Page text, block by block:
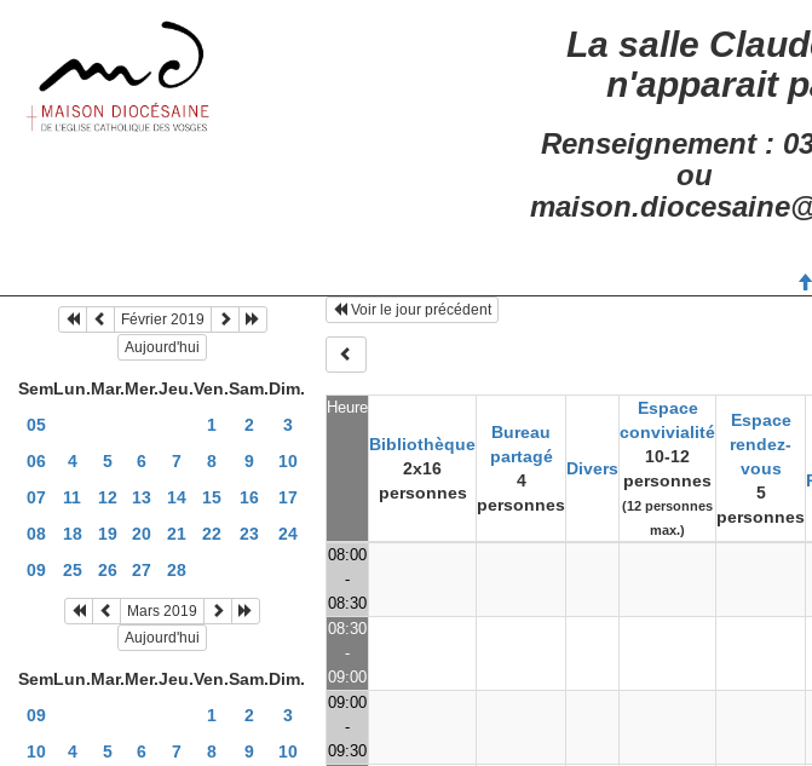
La salle
n'apparait
Renseignement :
Février 2019
Aujourd'hui
SemLun.Mar.Mer.Jeu.Ven.Sam.Dim.
05
1 2
3
06
4 5 6 7 8 9
10
07
11 12 13 14 15 16
17
08
18 19 20 21 22 23
24
09
25 26 27 28
Mars 2019
Aujourd'hui
SemLun.Mar.Mer.Jeu.Ven.Sam.Dim.
09
1 2
3
10
4 5 6 7 8 9
10
Heure
Bibliothèque
2x16
personnes
Bureau
partagé
4
personnes
Divers
Espace
convivialité
10-12
personnes
(12 personnes
max.)
Espace
rendez-
vous
5
personnes
Voir le jour précédent
08:00
-
08:30
08:30
-
09:00
09:00
-
09:30